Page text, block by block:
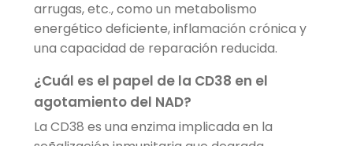
arrugas, etc., como un metabolismo
energético deficiente, inflamación crónica y
una capacidad de reparación reducida.
¿Cuál es el papel de la CD38 en el
agotamiento del NAD?
La CD38 es una enzima implicada en la